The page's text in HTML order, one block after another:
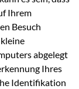
Ihrem
Besuch
abgelegt
Ihres
Identifikation